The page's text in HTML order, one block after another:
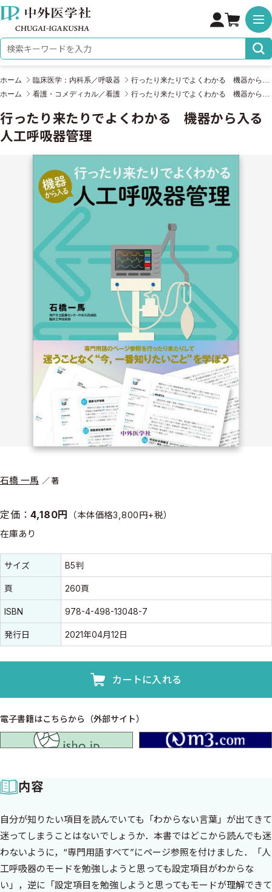
株式会社 中外医学社
検索キーワード
ホーム 臨床医学：内科系／呼吸器
ホーム
看護・コメディカル／看護
行ったり来たりでよくわかる 機器から入る
人工呼吸器管理
石橋 一馬 著
定価：4,180円 （本体価格3,800円+税）
在庫あり
書誌情報
書誌情報
サイズ B5判
頁 260頁
ISBN 978-4-498-13048-7
発行日 2021年04月12日
カートに入れる
電子書籍はこちらから（外部サイト）
内容
自分が知りたい項目を読んでいても「わからない言葉」が出てきて
迷ってしまうことはないでしょうか．本書ではどこから読んでも迷
わないように，“専門用語すべて”にページ参照を付けました．「人
工呼吸器のモードを勉強しようと思っても設定項目がわからな
い」，逆に「設定項目を勉強しようと思ってもモードが理解できて